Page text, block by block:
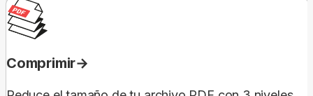
Comprimir